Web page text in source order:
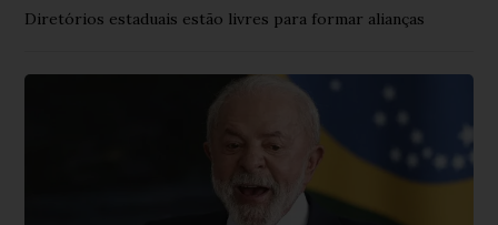
Diretórios estaduais estão livres para formar alianças